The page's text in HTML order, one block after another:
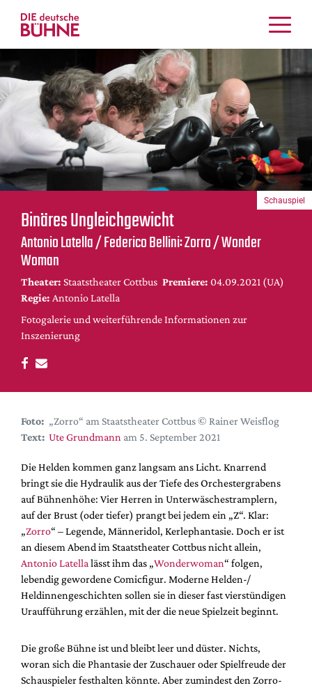
Kritiken
Schauspiel
Musiktheater
Tanz
Crossover
Bühnenwelt
Festivals & Veranstaltungen
Menschen & Theater
Themen
Internationales
Nachrufe
Medientipps
DdB-map
Kalender
Premierensuche
Festival-Planer
Hefte
Alle Hefte
Leseproben
Podcast
Service
Shop / Abo
Newsletter
Redaktion
Autor:innen
Partner
Suche
Binäres Ungleichgewicht
Antonio Latella / Federico Bellini: Zorro / Wonder
Woman
Theater: Staatstheater Cottbus Premiere: 04.09.2021 (UA)
Regie: Antonio Latella
Fotogalerie und weiterführende Informationen zur
Inszenierung
Schauspiel
Foto: „Zorro“ am Staatstheater Cottbus © Rainer Weisflog
Text: Ute Grundmann am 5. September 2021
Die Helden kommen ganz langsam ans Licht. Knarrend
bringt sie die Hydraulik aus der Tiefe des Orchestergrabens
auf Bühnenhöhe: Vier Herren in Unterwäschestramplern,
auf der Brust (oder tiefer) prangt bei jedem ein „Z“. Klar:
„Zorro“ – Legende, Männeridol, Kerlephantasie. Doch er ist
an diesem Abend im Staatstheater Cottbus nicht allein,
Antonio Latella lässt ihm das „Wonderwoman“ folgen,
lebendig gewordene Comicfigur. Moderne Helden-/
Heldinnengeschichten sollen sie in dieser fast vierstündigen
Uraufführung erzählen, mit der die neue Spielzeit beginnt.
Die große Bühne ist und bleibt leer und düster. Nichts,
woran sich die Phantasie der Zuschauer oder Spielfreude der
Schauspieler festhalten könnte. Aber zumindest den Zorro-